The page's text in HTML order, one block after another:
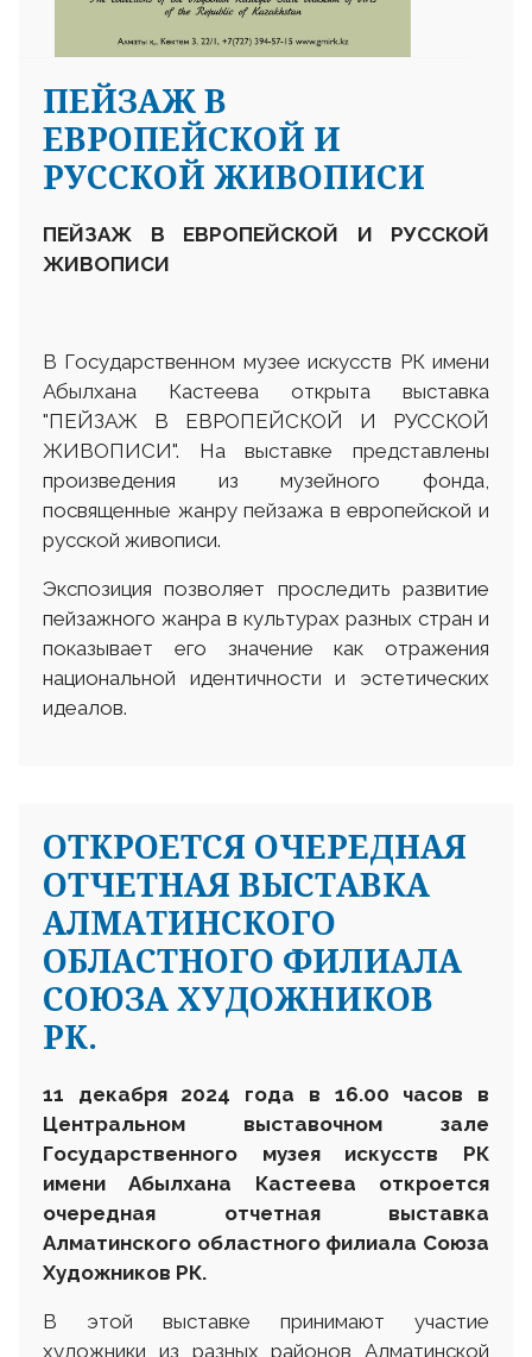
ПЕЙЗАЖ В
ЕВРОПЕЙСКОЙ И
РУССКОЙ ЖИВОПИСИ
ПЕЙЗАЖ В ЕВРОПЕЙСКОЙ И РУССКОЙ
ЖИВОПИСИ
В Государственном музее искусств РК имени
Абылхана Кастеева открыта выставка
"ПЕЙЗАЖ В ЕВРОПЕЙСКОЙ И РУССКОЙ
ЖИВОПИСИ". На выставке представлены
произведения из музейного фонда,
посвященные жанру пейзажа в европейской и
русской живописи.
Экспозиция позволяет проследить развитие
пейзажного жанра в культурах разных стран и
показывает его значение как отражения
национальной идентичности и эстетических
идеалов.
ОТКРОЕТСЯ ОЧЕРЕДНАЯ
ОТЧЕТНАЯ ВЫСТАВКА
АЛМАТИНСКОГО
ОБЛАСТНОГО ФИЛИАЛА
СОЮЗА ХУДОЖНИКОВ
РК.
11 декабря 2024 года в 16.00 часов в
Центральном выставочном зале
Государственного музея искусств РК
имени Абылхана Кастеева откроется
очередная отчетная выставка
Алматинского областного филиала Союза
Художников РК.
В этой выставке принимают участие
художники из разных районов Алматинской